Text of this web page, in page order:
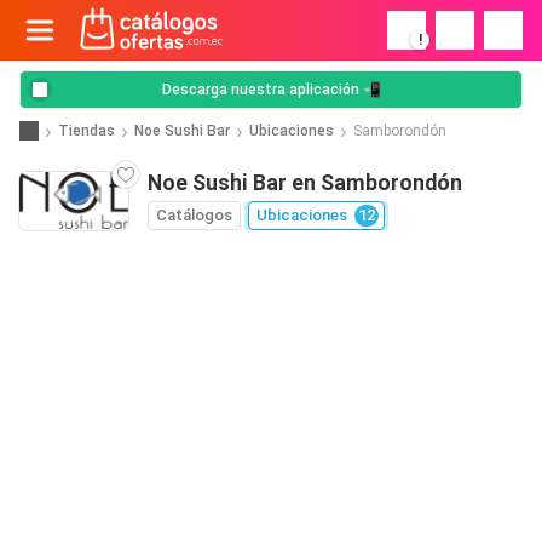
!
Descarga nuestra aplicación 📲
Tiendas Noe Sushi Bar Ubicaciones Samborondón
Noe Sushi Bar en Samborondón
Catálogos Ubicaciones 12